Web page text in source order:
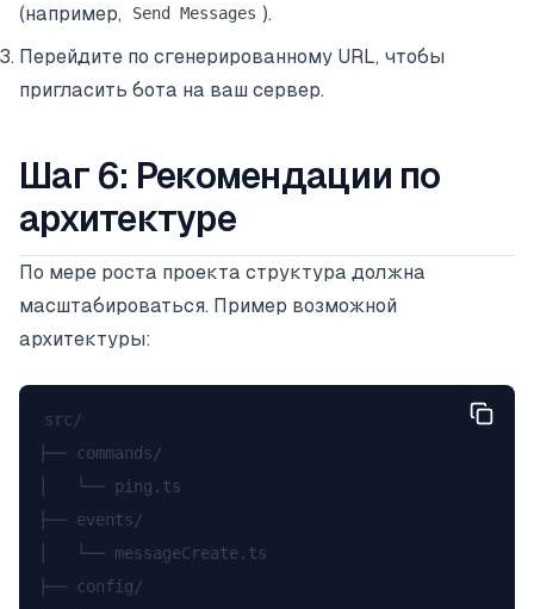
(например, Send Messages ).
Перейдите по сгенерированному URL, чтобы
пригласить бота на ваш сервер.
Шаг 6: Рекомендации по
архитектуре
По мере роста проекта структура должна
масштабироваться. Пример возможной
архитектуры:
src/
├── commands/
│   └── ping.ts
├── events/
│   └── messageCreate.ts
├── config/